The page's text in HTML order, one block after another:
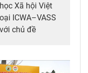
Xã hội Việt
ICWA–VASS
chủ đề